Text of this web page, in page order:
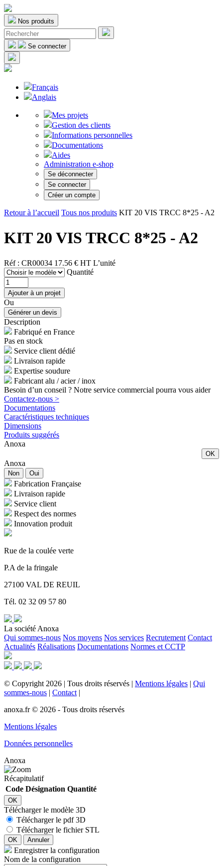
Nos produits
Se connecter
Français
Anglais
Mes projets
Gestion des clients
Informations personnelles
Documentations
Aides
Administration e-shop
Se déconnecter
Se connecter
Créer un compte
Retour à l’accueil Tous nos produits KIT 20 VIS TRCC 8*25 - A2
KIT 20 VIS TRCC 8*25 - A2
Réf : CR00034 17.56 € HT L’unité
Quantité
Ou
Description
Fabriqué en France
Pas en stock
Service client dédié
Livraison rapide
Expertise soudure
Fabricant alu / acier / inox
Besoin d’un conseil ? Notre service commercial pourra vous aider
Contactez-nous >
Documentations
Caractéristiques techniques
Dimensions
Produits suggérés
Anoxa
OK
Anoxa
Non Oui
Fabrication Française
Livraison rapide
Service client
Respect des normes
Innovation produit
Rue de la coulée verte
P.A de la fringale
27100 VAL DE REUIL
Tél. 02 32 09 57 80
La société Anoxa
Qui sommes-nous Nos moyens Nos services Recrutement Contact
Actualités Réalisations Documentations Normes et CCTP
© Copyright 2026 | Tous droits réservés | Mentions légales | Qui
sommes-nous | Contact |
anoxa.fr © 2026 - Tous droits réservés
Mentions légales
Données personnelles
Anoxa
Récapitulatif
Code Désignation Quantité
OK
Télécharger le modèle 3D
Télécharger le pdf 3D
Télécharger le fichier STL
OK Annuler
Enregistrer la configuration
Nom de la configuration